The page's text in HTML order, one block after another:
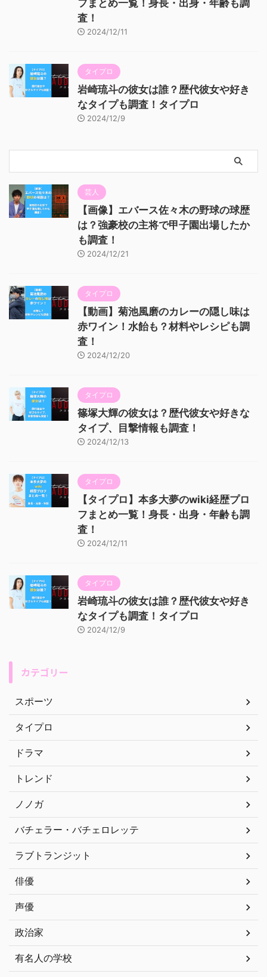
フまとめ一覧！身長・出身・年齢も調
査！
2024/12/11
タイプロ
岩崎琉斗の彼女は誰？歴代彼女や好き
なタイプも調査！タイプロ
2024/12/9
芸人
【画像】エバース佐々木の野球の球歴
は？強豪校の主将で甲子園出場したか
も調査！
2024/12/21
タイプロ
【動画】菊池風磨のカレーの隠し味は
赤ワイン！水飴も？材料やレシピも調
査！
2024/12/20
タイプロ
篠塚大輝の彼女は？歴代彼女や好きな
タイプ、目撃情報も調査！
2024/12/13
タイプロ
【タイプロ】本多大夢のwiki経歴プロ
フまとめ一覧！身長・出身・年齢も調
査！
2024/12/11
タイプロ
岩崎琉斗の彼女は誰？歴代彼女や好き
なタイプも調査！タイプロ
2024/12/9
カテゴリー
スポーツ
タイプロ
ドラマ
トレンド
ノノガ
バチェラー・バチェロレッテ
ラブトランジット
俳優
声優
政治家
有名人の学校